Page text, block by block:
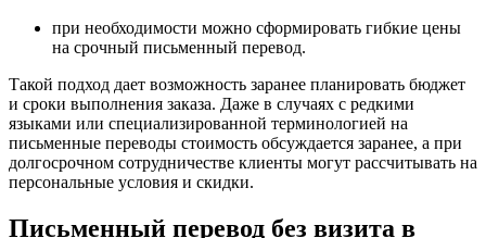
при необходимости можно сформировать гибкие цены
на срочный письменный перевод.
Такой подход дает возможность заранее планировать бюджет
и сроки выполнения заказа. Даже в случаях с редкими
языками или специализированной терминологией на
письменные переводы стоимость обсуждается заранее, а при
долгосрочном сотрудничестве клиенты могут рассчитывать на
персональные условия и скидки.
Письменный перевод без визита в